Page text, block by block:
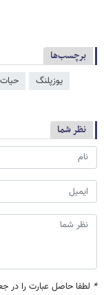
برچسب‌ها
یوزپلنگ
نظر شما
* لطفا حاصل عبارت را در